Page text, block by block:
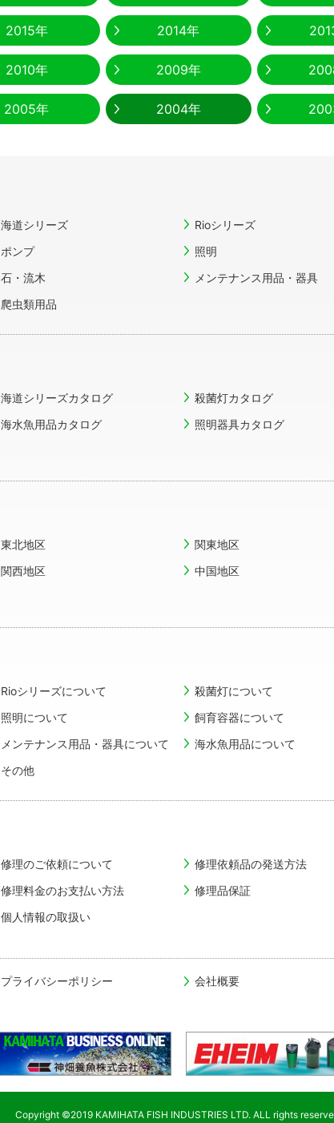
2015年 2014年
2010年 2009年
2005年 2004年
海道シリーズ Rioシリーズ
ポンプ 照明
石・流木 メンテナンス用品・器具
爬虫類用品
海道シリーズカタログ 殺菌灯カタログ
海水魚用品カタログ 照明器具カタログ
東北地区 関東地区
関西地区 中国地区
Rioシリーズについて 殺菌灯について
照明について 飼育容器について
メンテナンス用品・器具について 海水魚用品について
その他
修理のご依頼について 修理依頼品の発送方法
修理料金のお支払い方法 修理品保証
個人情報の取扱い
プライバシーポリシー 会社概要
Copyright ©2019 KAMIHATA FISH INDUSTRIES LTD. ALL rights